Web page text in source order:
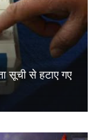
सूची से हटाए गए